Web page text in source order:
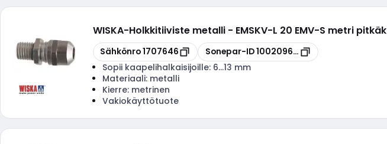
WISKA-Holkkitiiviste metalli - EMSKV-L 20 EMV-S metri pitkäk
Kopioi
Sähkönro1707646 Kopioi
Sonepar-ID100209627
Sopii kaapelihalkaisijoille: 6...13 mm
Materiaali: metalli
Kierre: metrinen
Vakiokäyttötuote